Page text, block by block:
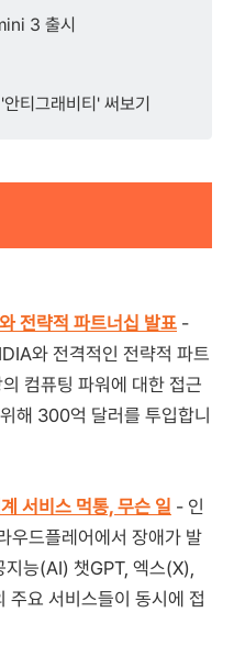
3 출시
티그래비티' 써보기
전략적 파트너십 발표 -
와 전격적인 전략적 파트
컴퓨팅 파워에 대한 접근
해 300억 달러를 투입합니
서비스 먹통, 무슨 일 - 인
우드플레어에서 장애가 발
지능(AI) 챗GPT, 엑스(X),
요 서비스들이 동시에 접